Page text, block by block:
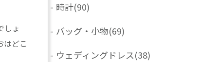
しょ
はどこ
- 時計(90)
- バッグ・小物(69)
- ウェディングドレス(38)